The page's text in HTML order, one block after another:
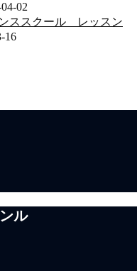
02
ンススクール レッスン
16
ル